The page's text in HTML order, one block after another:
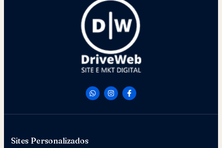
Sites Personalizados